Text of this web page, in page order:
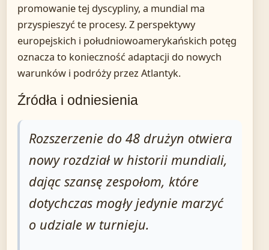
promowanie tej dyscypliny, a mundial ma
przyspieszyć te procesy. Z perspektywy
europejskich i południowoamerykańskich potęg
oznacza to konieczność adaptacji do nowych
warunków i podróży przez Atlantyk.
Źródła i odniesienia
Rozszerzenie do 48 drużyn otwiera
nowy rozdział w historii mundiali,
dając szansę zespołom, które
dotychczas mogły jedynie marzyć
o udziale w turnieju.